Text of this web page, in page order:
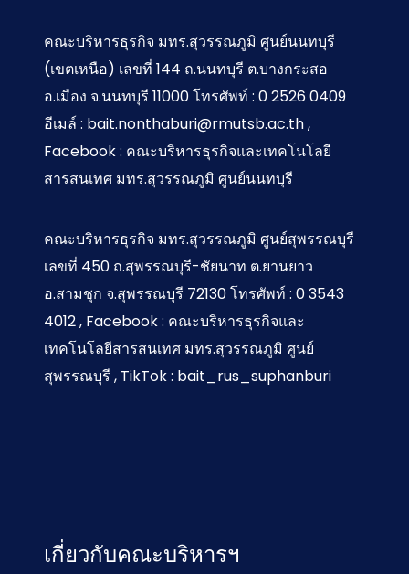
คณะบริหารธุรกิจ มทร.สุวรรณภูมิ ศูนย์นนทบุรี
(เขตเหนือ) เลขที่ 144 ถ.นนทบุรี ต.บางกระสอ
อ.เมือง จ.นนทบุรี 11000 โทรศัพท์ : 0 2526 0409
อีเมล์ : bait.nonthaburi@rmutsb.ac.th ,
Facebook : คณะบริหารธุรกิจและเทคโนโลยี
สารสนเทศ มทร.สุวรรณภูมิ ศูนย์นนทบุรี
คณะบริหารธุรกิจ มทร.สุวรรณภูมิ ศูนย์สุพรรณบุรี
เลขที่ 450 ถ.สุพรรณบุรี-ชัยนาท ต.ยานยาว
อ.สามชุก จ.สุพรรณบุรี 72130 โทรศัพท์ : 0 3543
4012 , Facebook : คณะบริหารธุรกิจและ
เทคโนโลยีสารสนเทศ มทร.สุวรรณภูมิ ศูนย์
สุพรรณบุรี , TikTok : bait_rus_suphanburi
เกี่ยวกับคณะบริหารฯ